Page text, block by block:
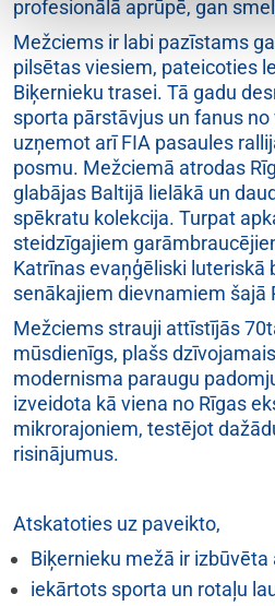
profesionālā aprūpē, gan
Mežciems ir labi pazīstams
pilsētas viesiem, pateicoties
Biķernieku trasei. Tā gadu
sporta pārstāvjus un fanus
uzņemot arī FIA pasaules
posmu. Mežciemā atrodas
glabājas Baltijā lielākā un
spēkratu kolekcija. Turpat
steidzīgajiem
Katrīnas evaņģēliski luteriskā
senākajiem dievnamiem šajā
Mežciems strauji attīstījās
mūsdienīgs, plašs
modernisma paraugu
izveidota kā viena no Rīgas
mikrorajoniem, testējot
risinājumus.
Atskatoties uz paveikto,
Biķernieku mežā ir
iekārtots sporta un rotaļu